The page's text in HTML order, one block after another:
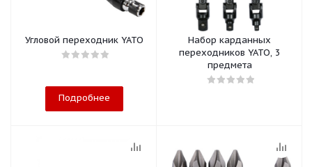
Угловой переходник YATO
Подробнее
Набор карданных
переходников YATO, 3
предмета